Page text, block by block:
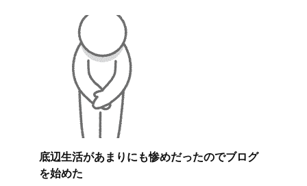
底辺生活があまりにも惨めだったのでブログ
を始めた